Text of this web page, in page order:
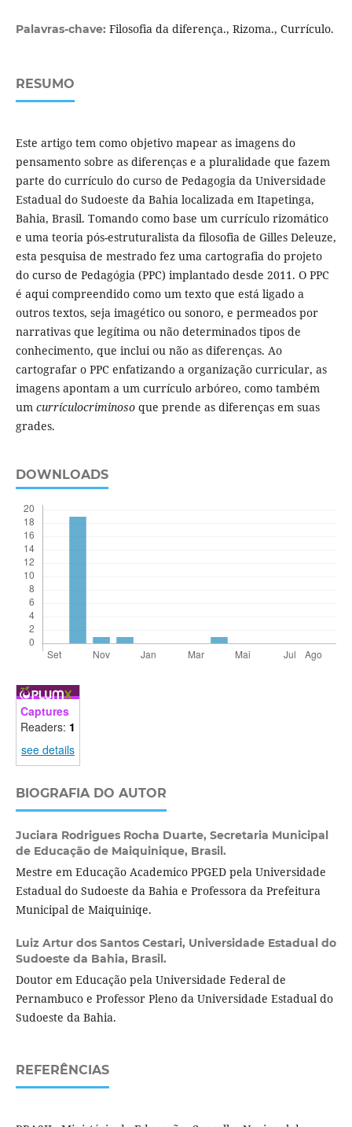
Palavras-chave: Filosofia da diferença., Rizoma., Currículo.
RESUMO
Este artigo tem como objetivo mapear as imagens do
pensamento sobre as diferenças e a pluralidade que fazem
parte do currículo do curso de Pedagogia da Universidade
Estadual do Sudoeste da Bahia localizada em Itapetinga,
Bahia, Brasil. Tomando como base um currículo rizomático
e uma teoria pós-estruturalista da filosofia de Gilles Deleuze,
esta pesquisa de mestrado fez uma cartografia do projeto
do curso de Pedagógia (PPC) implantado desde 2011. O PPC
é aqui compreendido como um texto que está ligado a
outros textos, seja imagético ou sonoro, e permeados por
narrativas que legítima ou não determinados tipos de
conhecimento, que inclui ou não as diferenças. Ao
cartografar o PPC enfatizando a organização curricular, as
imagens apontam a um currículo arbóreo, como também
um currículocriminoso que prende as diferenças em suas
grades.
DOWNLOADS
Captures
Readers: 1
see details
BIOGRAFIA DO AUTOR
Juciara Rodrigues Rocha Duarte, Secretaria Municipal
de Educação de Maiquinique, Brasil.
Mestre em Educação Academico PPGED pela Universidade
Estadual do Sudoeste da Bahia e Professora da Prefeitura
Municipal de Maiquiniqe.
Luiz Artur dos Santos Cestari, Universidade Estadual do
Sudoeste da Bahia, Brasil.
Doutor em Educação pela Universidade Federal de
Pernambuco e Professor Pleno da Universidade Estadual do
Sudoeste da Bahia.
REFERÊNCIAS